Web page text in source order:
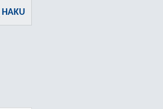
HAKU